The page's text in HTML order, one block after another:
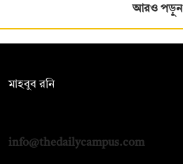
আরও পড়ুন
মাহবুব রনি
info@thedailycampus.com